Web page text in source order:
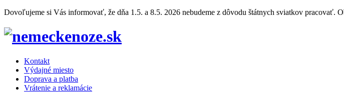
Dovoľujeme si Vás informovať, že dňa 1.5. a 8.5. 2026 nebudeme z dôvodu štátnych sviatkov pracovať.
Kontakt
Výdajné miesto
Doprava a platba
Vrátenie a reklamácie